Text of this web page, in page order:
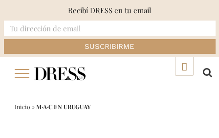
Inicio »M·A·C EN URUGUAY
Recibí DRESS en tu email